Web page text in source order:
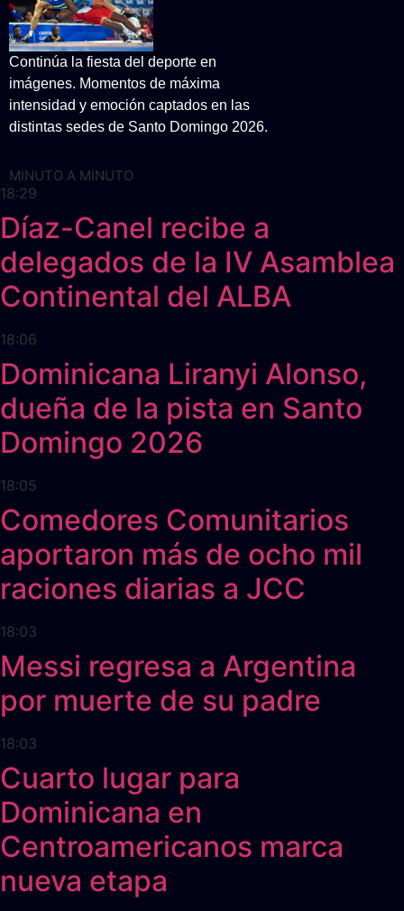
Continúa la fiesta del deporte en
imágenes. Momentos de máxima
intensidad y emoción captados en las
distintas sedes de Santo Domingo 2026.
MINUTO A MINUTO
18:29
Díaz-Canel recibe a
delegados de la IV Asamblea
Continental del ALBA
18:06
Dominicana Liranyi Alonso,
dueña de la pista en Santo
Domingo 2026
18:05
Comedores Comunitarios
aportaron más de ocho mil
raciones diarias a JCC
18:03
Messi regresa a Argentina
por muerte de su padre
18:03
Cuarto lugar para
Dominicana en
Centroamericanos marca
nueva etapa